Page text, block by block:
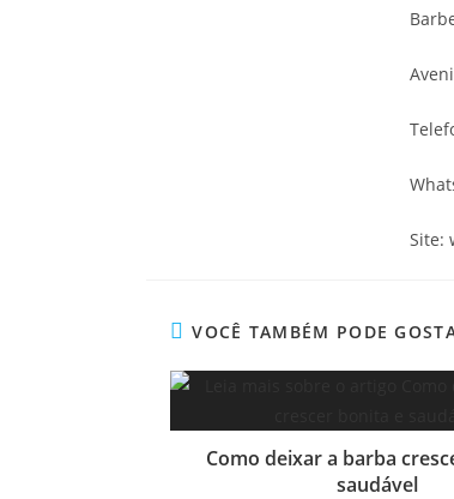
Site:
VOCÊ TAMBÉM PODE
Como deixar a barba
saudável